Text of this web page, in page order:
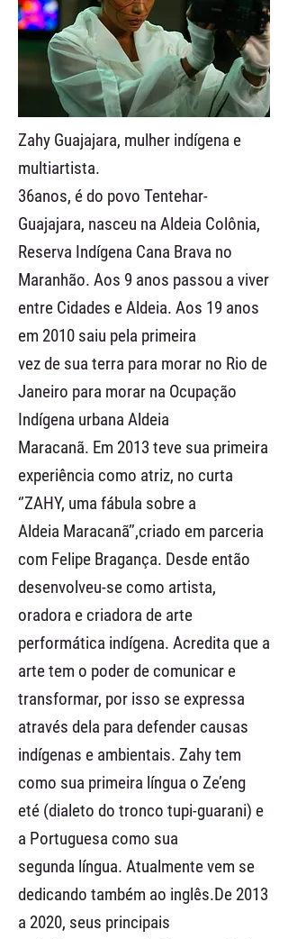
Zahy Guajajara, mulher indígena e
multiartista.
36anos, é do povo Tentehar-
Guajajara, nasceu na Aldeia Colônia,
Reserva Indígena Cana Brava no
Maranhão. Aos 9 anos passou a viver
entre Cidades e Aldeia. Aos 19 anos
em 2010 saiu pela primeira
vez de sua terra para morar no Rio de
Janeiro para morar na Ocupação
Indígena urbana Aldeia
Maracanã. Em 2013 teve sua primeira
experiência como atriz, no curta
‘’ZAHY, uma fábula sobre a
Aldeia Maracanã’’,criado em parceria
com Felipe Bragança. Desde então
desenvolveu-se como artista,
oradora e criadora de arte
performática indígena. Acredita que a
arte tem o poder de comunicar e
transformar, por isso se expressa
através dela para defender causas
indígenas e ambientais. Zahy tem
como sua primeira língua o Ze’eng
eté (dialeto do tronco tupi-guarani) e
a Portuguesa como sua
segunda língua. Atualmente vem se
dedicando também ao inglês.De 2013
a 2020, seus principais